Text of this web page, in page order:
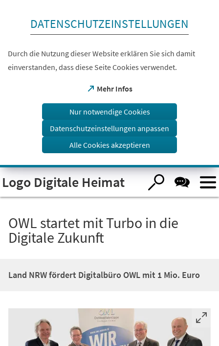
Visuelle
Assistenzsoftware
öffnen.
DATENSCHUTZEINSTELLUNGEN
Durch die Nutzung dieser Website erklären Sie sich damit
einverstanden, dass diese Seite Cookies verwendet.
Mehr Infos
(Öffnet
einem
Tab)
Nur notwendige Cookies
Datenschutzeinstellungen anpassen
Alle Cookies akzeptieren
Logo Digitale Heimat
OWL startet mit Turbo in die
Digitale Zukunft
Land NRW fördert Digitalbüro OWL mit 1 Mio. Euro